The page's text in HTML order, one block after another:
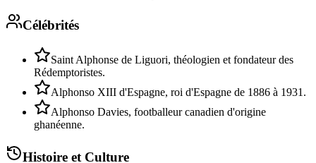
Célébrités
Saint Alphonse de Liguori, théologien et fondateur des
Rédemptoristes.
Alphonso XIII d'Espagne, roi d'Espagne de 1886 à 1931.
Alphonso Davies, footballeur canadien d'origine
ghanéenne.
Histoire et Culture